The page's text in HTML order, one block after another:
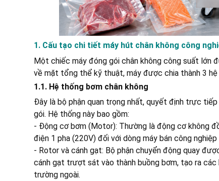
1. Cấu tạo chi tiết máy hút chân không công
Một chiếc máy đóng gói chân không công suất lớn
về mặt tổng thể kỹ thuật, máy được chia thành 3
1.1. Hệ thống bơm chân không
Đây là bộ phận quan trọng nhất, quyết định trực
gói. Hệ thống này bao gồm:
- Động cơ bơm (Motor): Thường là động cơ không
điện 1 pha (220V) đối với dòng máy bán công
- Rotor và cánh gạt: Bộ phận chuyển động quay
cánh gạt trượt sát vào thành buồng bơm, tạo ra
trường ngoài.